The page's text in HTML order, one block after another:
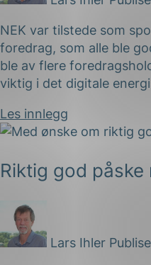
NEK var tilstede som
foredrag, som alle ble
ble av flere
viktig i det digitale
Les innlegg
Riktig god
Lars Ihler